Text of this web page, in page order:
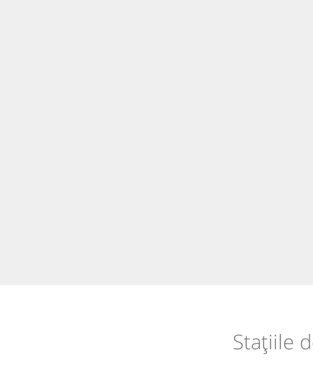
Stațiile